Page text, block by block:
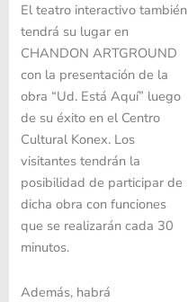
El teatro interactivo también
tendrá su lugar en
CHANDON ARTGROUND
con la presentación de la
obra “Ud. Está Aquí” luego
de su éxito en el Centro
Cultural Konex. Los
visitantes tendrán la
posibilidad de participar de
dicha obra con funciones
que se realizarán cada 30
minutos.
Además, habrá